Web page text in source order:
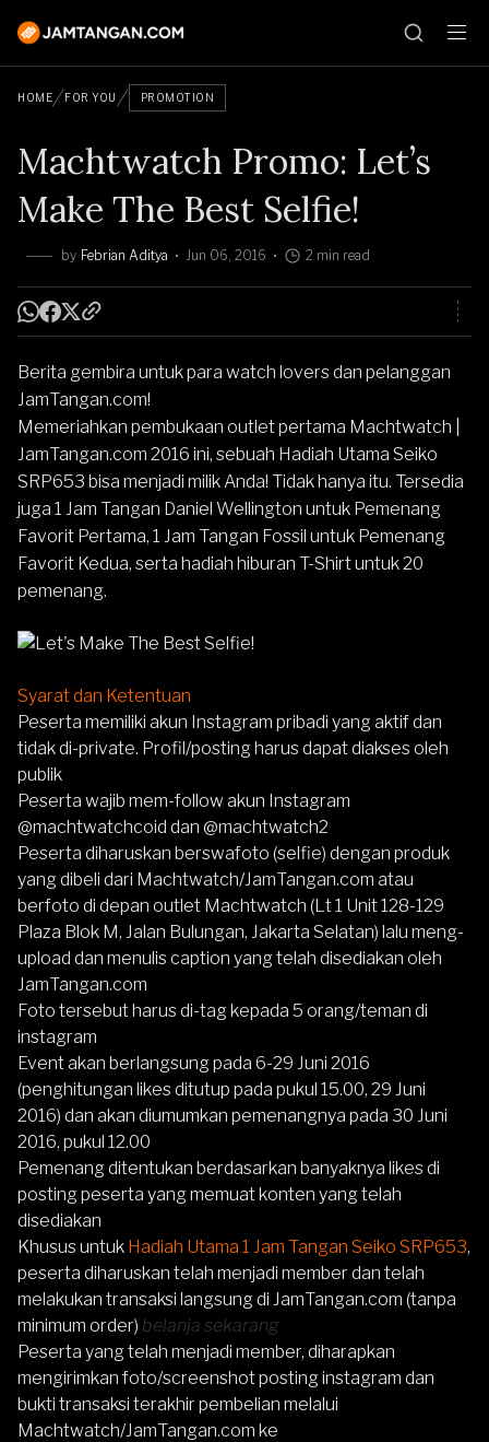
HOME FOR YOU PROMOTION
Machtwatch Promo: Let’s
Make The Best Selfie!
by Febrian Aditya Jun 06, 2016 2 min read
Berita gembira untuk para watch lovers dan pelanggan
JamTangan.com!
Memeriahkan pembukaan outlet pertama Machtwatch |
JamTangan.com 2016 ini, sebuah Hadiah Utama Seiko
SRP653 bisa menjadi milik Anda! Tidak hanya itu. Tersedia
juga 1 Jam Tangan Daniel Wellington untuk Pemenang
Favorit Pertama, 1 Jam Tangan Fossil untuk Pemenang
Favorit Kedua, serta hadiah hiburan T-Shirt untuk 20
pemenang.
Syarat dan Ketentuan
Peserta memiliki akun Instagram pribadi yang aktif dan
tidak di-private. Profil/posting harus dapat diakses oleh
publik
Peserta wajib mem-follow akun Instagram
@machtwatchcoid dan @machtwatch2
Peserta diharuskan berswafoto (selfie) dengan produk
yang dibeli dari Machtwatch/JamTangan.com atau
berfoto di depan outlet Machtwatch (Lt 1 Unit 128-129
Plaza Blok M, Jalan Bulungan, Jakarta Selatan) lalu meng-
upload dan menulis caption yang telah disediakan oleh
JamTangan.com
Foto tersebut harus di-tag kepada 5 orang/teman di
instagram
Event akan berlangsung pada 6-29 Juni 2016
(penghitungan likes ditutup pada pukul 15.00, 29 Juni
2016) dan akan diumumkan pemenangnya pada 30 Juni
2016, pukul 12.00
Pemenang ditentukan berdasarkan banyaknya likes di
posting peserta yang memuat konten yang telah
disediakan
Khusus untuk Hadiah Utama 1 Jam Tangan Seiko SRP653,
peserta diharuskan telah menjadi member dan telah
melakukan transaksi langsung di JamTangan.com (tanpa
minimum order) belanja sekarang
Peserta yang telah menjadi member, diharapkan
mengirimkan foto/screenshot posting instagram dan
bukti transaksi terakhir pembelian melalui
Machtwatch/JamTangan.com ke